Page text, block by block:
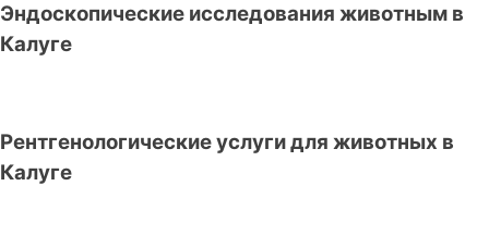
Эндоскопические исследования животным в
Калуге
Рентгенологические услуги для животных в
Калуге